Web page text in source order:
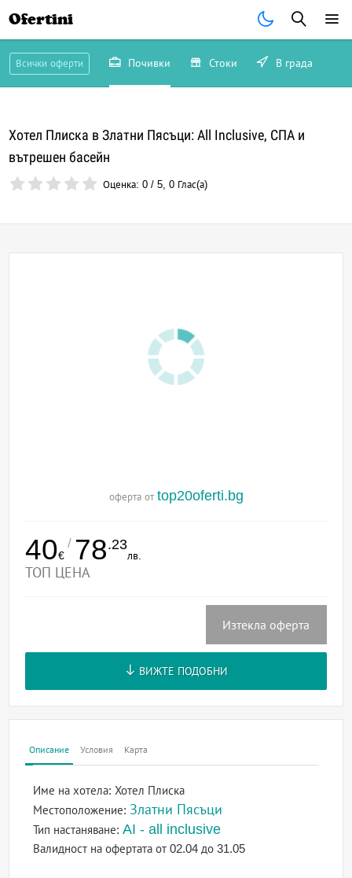
Ofertini
Всички оферти Почивки Стоки В града
Хотел Плиска в Златни Пясъци: All Inclusive, СПА и
вътрешен басейн
Оценка:0 /5,0 Глас(а)
оферта от top20oferti.bg
40€
/ 78.23
лв.
ТОП ЦЕНА
Изтекла оферта
ВИЖТЕ ПОДОБНИ
Описание Условия Карта
Име на хотела: Хотел Плиска
Местоположение: Златни Пясъци
Тип настаняване:AI - all inclusive
Валидност на офертатаот 02.04 до 31.05